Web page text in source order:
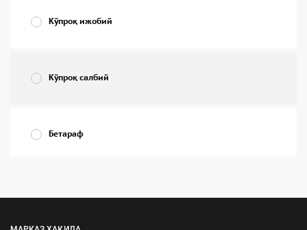
Кўпроқ ижобий
Кўпроқ салбий
Бетараф